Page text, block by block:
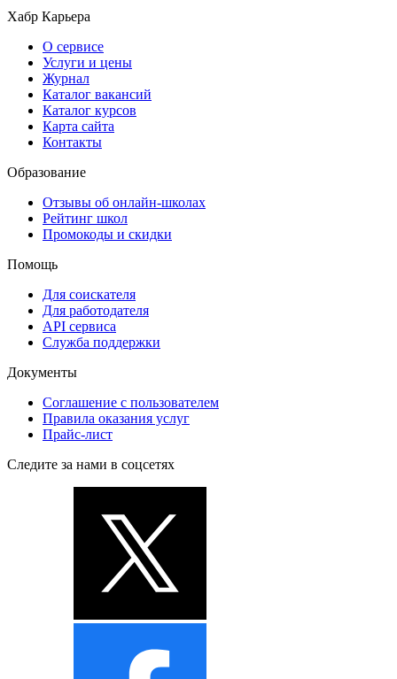
Хабр Карьера
О сервисе
Услуги и цены
Журнал
Каталог вакансий
Каталог курсов
Карта сайта
Контакты
Образование
Отзывы об онлайн-школах
Рейтинг школ
Промокоды и скидки
Помощь
Для соискателя
Для работодателя
API сервиса
Служба поддержки
Документы
Соглашение с пользователем
Правила оказания услуг
Прайс-лист
Следите за нами в соцсетях